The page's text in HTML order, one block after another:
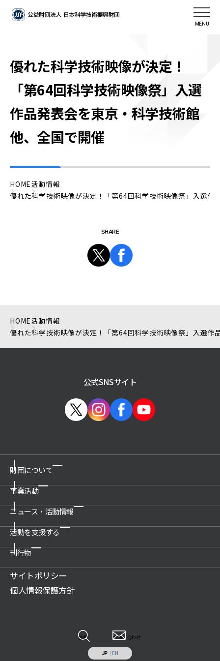
MENU
優れた科学技術映像が決定！
「第64回科学技術映像祭」入選
作品発表会を東京・科学技術館
他、全国で開催
HOME活動情報
優れた科学技術映像が決定！「第64回科学技術映像祭」入選作
SHARE
HOME活動情報
優れた科学技術映像が決定！「第64回科学技術映像祭」入選作
公式SNSサイト
財団について
ご挨拶
概要
沿革
関連団体
アクセス
事業活動
博物館の運営管理・プロデュース
科学技術館
所沢航空発祥記念館
展示物の貸出（巡回展示物）
科学技術系人材の育成
情報システムの受託開発と運用業務
ニュース・活動情報
新着情報一覧
プレスリリース
活動情報
広報誌記事
活動を支援する
ご支援のお願い
賛助会について
ご遺贈のご案内
刊行物
財団案内
JSF TODAY
サイトポリシー
個人情報保護方針
JP｜ EN
検索 お問い合わせ